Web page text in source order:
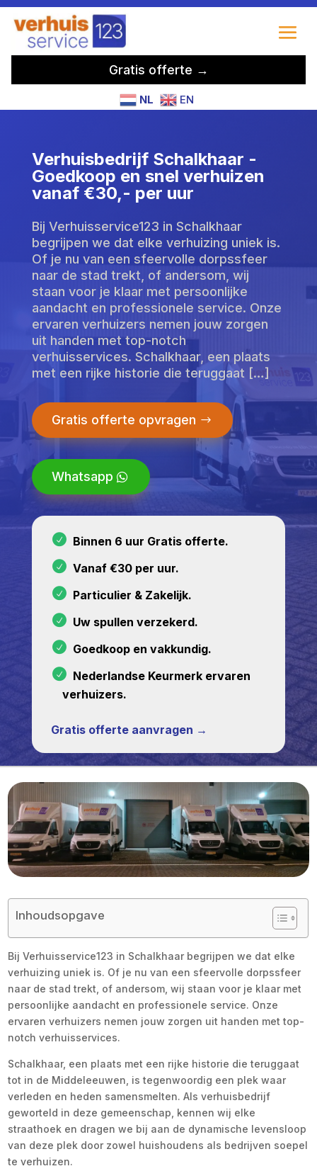
Gratis offerte →
NL EN
Verhuisbedrijf Schalkhaar -
Goedkoop en snel verhuizen
vanaf €30,- per uur
Bij Verhuisservice123 in Schalkhaar
begrijpen we dat elke verhuizing uniek is.
Of je nu van een sfeervolle dorpssfeer
naar de stad trekt, of andersom, wij
staan voor je klaar met persoonlijke
aandacht en professionele service. Onze
ervaren verhuizers nemen jouw zorgen
uit handen met top-notch
verhuisservices. Schalkhaar, een plaats
met een rijke historie die teruggaat […]
Gratis offerte opvragen
Whatsapp
Binnen 6 uur Gratis offerte.
Vanaf €30 per uur.
Particulier & Zakelijk.
Uw spullen verzekerd.
Goedkoop en vakkundig.
Nederlandse Keurmerk ervaren
verhuizers.
Gratis offerte aanvragen →
Inhoudsopgave
Bij Verhuisservice123 in Schalkhaar begrijpen we dat elke
verhuizing uniek is. Of je nu van een sfeervolle dorpssfeer
naar de stad trekt, of andersom, wij staan voor je klaar met
persoonlijke aandacht en professionele service. Onze
ervaren verhuizers nemen jouw zorgen uit handen met top-
notch verhuisservices.
Schalkhaar, een plaats met een rijke historie die teruggaat
tot in de Middeleeuwen, is tegenwoordig een plek waar
verleden en heden samensmelten. Als verhuisbedrijf
geworteld in deze gemeenschap, kennen wij elke
straathoek en dragen we bij aan de dynamische levensloop
van deze plek door zowel huishoudens als bedrijven soepel
te verhuizen.